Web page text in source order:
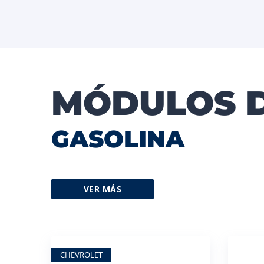
MÓDULOS
GASOLINA
VER MÁS
CHEVROLET